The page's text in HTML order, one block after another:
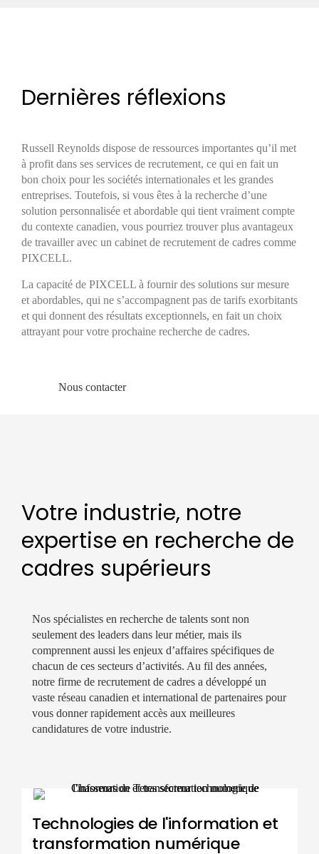
Dernières réflexions
Russell Reynolds dispose de ressources importantes qu’il met
à profit dans ses services de recrutement, ce qui en fait un
bon choix pour les sociétés internationales et les grandes
entreprises. Toutefois, si vous êtes à la recherche d’une
solution personnalisée et abordable qui tient vraiment compte
du contexte canadien, vous pourriez trouver plus avantageux
de travailler avec un cabinet de recrutement de cadres comme
PIXCELL.
La capacité de PIXCELL à fournir des solutions sur mesure
et abordables, qui ne s’accompagnent pas de tarifs exorbitants
et qui donnent des résultats exceptionnels, en fait un choix
attrayant pour votre prochaine recherche de cadres.
Nous contacter
Votre industrie, notre
expertise en recherche de
cadres supérieurs
Nos spécialistes en recherche de talents sont non
seulement des leaders dans leur métier, mais ils
comprennent aussi les enjeux d’affaires spécifiques de
chacun de ces secteurs d’activités. Au fil des années,
notre firme de recrutement de cadres a développé un
vaste réseau canadien et international de partenaires pour
vous donner rapidement accès aux meilleures
candidatures de votre industrie.
Technologies de l'information et
transformation numérique